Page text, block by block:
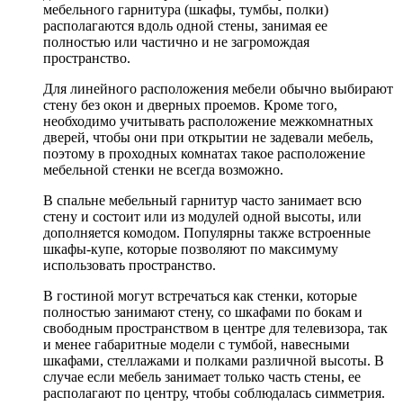
мебельного гарнитура (шкафы, тумбы, полки)
располагаются вдоль одной стены, занимая ее
полностью или частично и не загромождая
пространство.
Для линейного расположения мебели обычно выбирают
стену без окон и дверных проемов. Кроме того,
необходимо учитывать расположение межкомнатных
дверей, чтобы они при открытии не задевали мебель,
поэтому в проходных комнатах такое расположение
мебельной стенки не всегда возможно.
В спальне мебельный гарнитур часто занимает всю
стену и состоит или из модулей одной высоты, или
дополняется комодом. Популярны также встроенные
шкафы-купе, которые позволяют по максимуму
использовать пространство.
В гостиной могут встречаться как стенки, которые
полностью занимают стену, со шкафами по бокам и
свободным пространством в центре для телевизора, так
и менее габаритные модели с тумбой, навесными
шкафами, стеллажами и полками различной высоты. В
случае если мебель занимает только часть стены, ее
располагают по центру, чтобы соблюдалась симметрия.